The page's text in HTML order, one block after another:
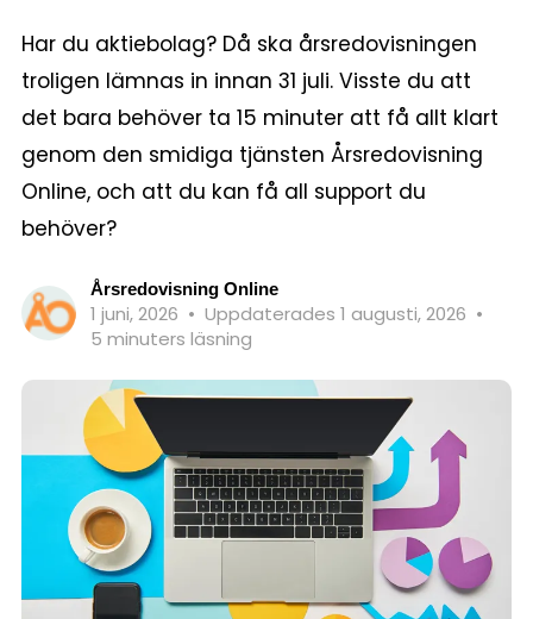
Har du aktiebolag? Då ska årsredovisningen
troligen lämnas in innan 31 juli. Visste du att
det bara behöver ta 15 minuter att få allt klart
genom den smidiga tjänsten Årsredovisning
Online, och att du kan få all support du
behöver?
Årsredovisning Online
1 juni, 2026 • Uppdaterades 1 augusti, 2026 •
5 minuters läsning